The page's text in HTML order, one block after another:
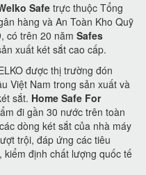
Safe trực thuộc Tổng
hàng và An Toàn Kho Quỹ
có trên 20 năm Safes
xuất két sắt cao cấp.
được thị trường đón
Việt Nam trong sản xuất và
sắt. Home Safe For
đi gần 30 nước trên toàn
dòng két sắt của nhà máy
trội, đáp ứng các tiêu
định chất lượng quốc tế